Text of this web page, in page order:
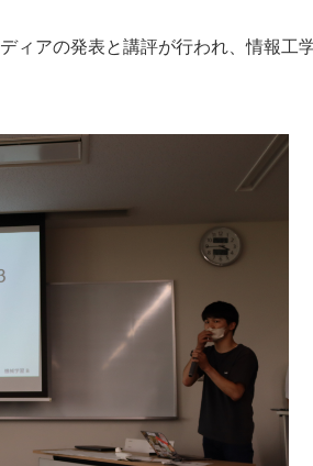
ィアの発表と講評が行われ、情報